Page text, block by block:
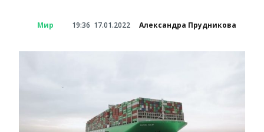
Мир 19:36 17.01.2022 Александра Прудникова